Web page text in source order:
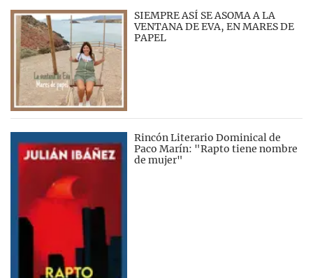
SIEMPRE ASÍ SE ASOMA A LA
VENTANA DE EVA, EN MARES DE
PAPEL
Rincón Literario Dominical de
Paco Marín: "Rapto tiene nombre
de mujer"